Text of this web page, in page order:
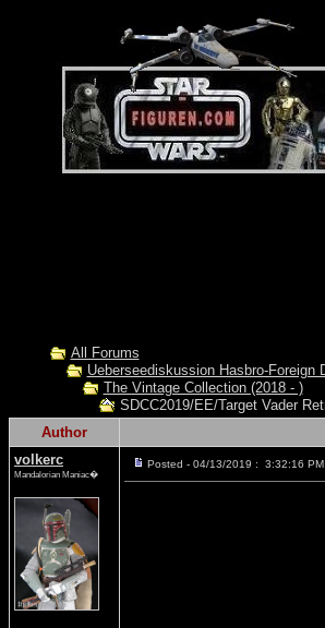
All Forums
Ueberseediskussion Hasbro-Foreign
The Vintage Collection (2018 - )
SDCC2019/EE/Target Vader
Author
volkerc
Mandalorian Maniac�
Posted - 04/13/2019 : 3:32:16 PM